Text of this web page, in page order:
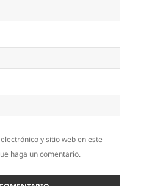
y sitio web en este
haga un comentario.